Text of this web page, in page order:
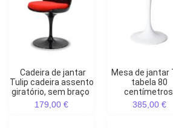
Cadeira de jantar
Tulip cadeira assento
giratório, sem braço
179,00 €
Mesa de jantar Tulip
tabela 80
centímetros
385,00 €